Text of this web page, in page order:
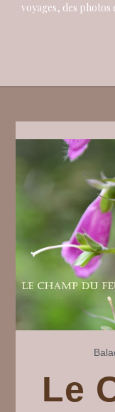
voyages, des photos
Le